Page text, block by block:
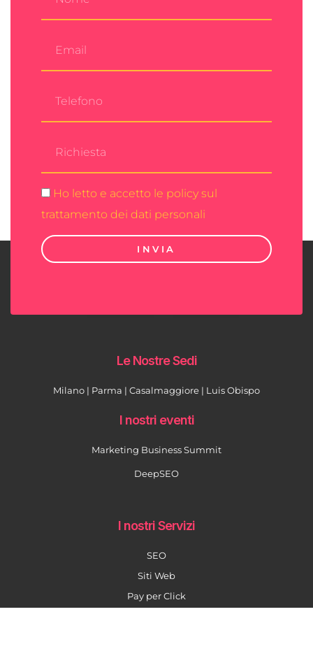
Ho letto e accetto le policy sul
trattamento dei dati personali
INVIA
Le Nostre Sedi
Milano | Parma | Casalmaggiore | Luis Obispo
I nostri eventi
Marketing Business Summit
DeepSEO
I nostri Servizi
SEO
Siti Web
Pay per Click